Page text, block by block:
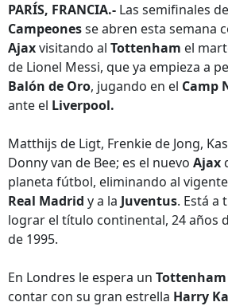
PARÍS, FRANCIA.- Las semifinales
Campeonesse abren esta semana
Ajaxvisitando al Tottenham el
de Lionel Messi, que ya empieza a
Balón de Oro, jugando en el Camp
ante el Liverpool.
Matthijs de Ligt, Frenkie de Jong,
Donny van de Bee; es el nuevo Ajax
planeta fútbol, eliminando al
Real Madrid y a la Juventus. Está a
lograr el título continental, 24 años
de 1995.
En Londres le espera un Tottenham
contar con su gran estrella Harry